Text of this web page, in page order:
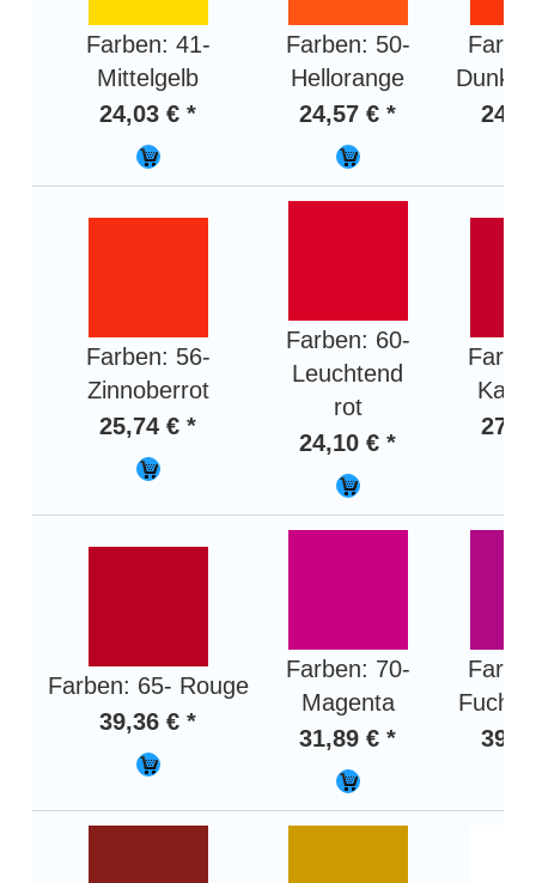
Farben: 41-
Mittelgelb
24,03 € *
Farben: 50-
Hellorange
24,57 € *
Farben: 56-
Zinnoberrot
25,74 € *
Farben: 60-
Leuchtend
rot
24,10 € *
Farben: 65- Rouge
39,36 € *
Farben: 70-
Magenta
31,89 € *